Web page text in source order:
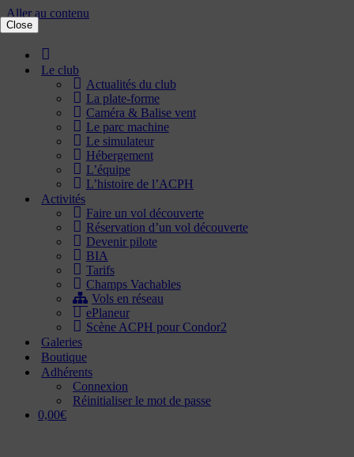
Aller au contenu
Le club
Actualités du club
La plate-forme
Caméra & Balise vent
Le parc machine
Le simulateur
Hébergement
L’équipe
L’histoire de l’ACPH
Activités
Faire un vol découverte
Réservation d’un vol découverte
Devenir pilote
BIA
Tarifs
Champs Vachables
Vols en réseau
ePlaneur
Scène ACPH pour Condor2
Galeries
Boutique
Adhérents
Connexion
Réinitialiser le mot de passe
0,00€
Close